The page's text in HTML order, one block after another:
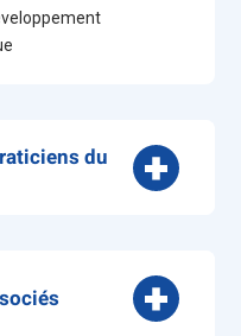
du